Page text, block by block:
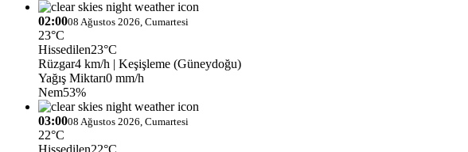
02:0008 Ağustos 2026, Cumartesi
23°C
Hissedilen23°C
Rüzgar4 km/h | Keşişleme (Güneydoğu)
Yağış Miktarı0 mm/h
Nem53%
03:0008 Ağustos 2026, Cumartesi
22°C
Hissedilen22°C